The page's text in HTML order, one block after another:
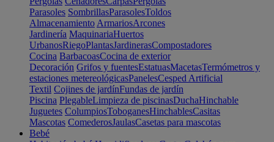
Parasoles SombrillasParasolesToldos
Almacenamiento ArmariosArcones
Jardinería MaquinariaHuertos
UrbanosRiegoPlantasJardinerasCompostadores
Cocina BarbacoasCocina de exterior
Decoración Grifos y fuentesEstatuasMacetasTermómetros y
estaciones metereológicasPanelesCesped Artificial
Textil Cojines de jardínFundas de jardín
Piscina PlegableLimpieza de piscinasDuchaHinchable
Juguetes ColumpiosToboganesHinchablesCasitas
Mascotas ComederosJaulasCasetas para mascotas
Bebé